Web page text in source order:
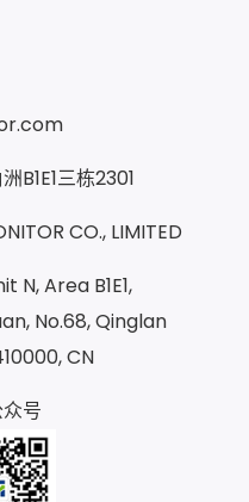
B1E1三栋2301
CO., LIMITED
N, Area B1E1,
No.68, Qinglan
CN
号